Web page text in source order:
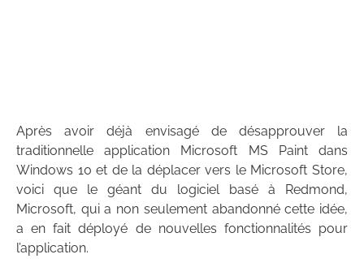
Après avoir déjà envisagé de désapprouver la
traditionnelle application Microsoft MS Paint dans
Windows 10 et de la déplacer vers le Microsoft Store,
voici que le géant du logiciel basé à Redmond,
Microsoft, qui a non seulement abandonné cette idée,
a en fait déployé de nouvelles fonctionnalités pour
l’application.